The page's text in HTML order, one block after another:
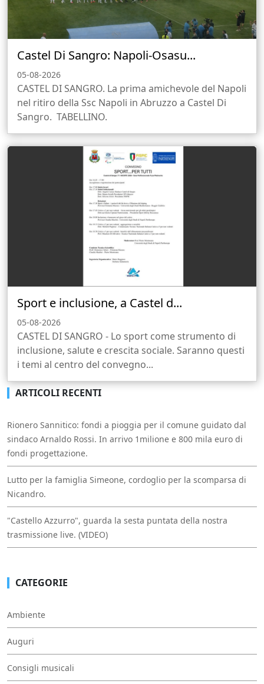
Castel Di Sangro: Napoli-Osasu...
05-08-2026
CASTEL DI SANGRO. La prima amichevole del Napoli
nel ritiro della Ssc Napoli in Abruzzo a Castel Di
Sangro. TABELLINO.
Sport e inclusione, a Castel d...
05-08-2026
CASTEL DI SANGRO - Lo sport come strumento di
inclusione, salute e crescita sociale. Saranno questi
i temi al centro del convegno...
ARTICOLI RECENTI
Rionero Sannitico: fondi a pioggia per il comune guidato dal
sindaco Arnaldo Rossi. In arrivo 1milione e 800 mila euro di
fondi progettazione.
Lutto per la famiglia Simeone, cordoglio per la scomparsa di
Nicandro.
"Castello Azzurro", guarda la sesta puntata della nostra
trasmissione live. (VIDEO)
CATEGORIE
Ambiente
Auguri
Consigli musicali